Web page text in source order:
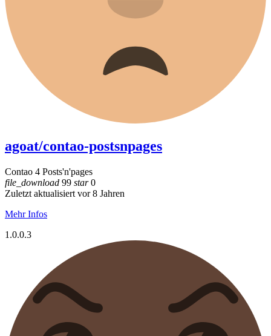
agoat/contao-postsnpages
Contao 4 Posts'n'pages
file_download 99 star0
Zuletzt aktualisiert vor 8 Jahren
Mehr Infos
1.0.0.3